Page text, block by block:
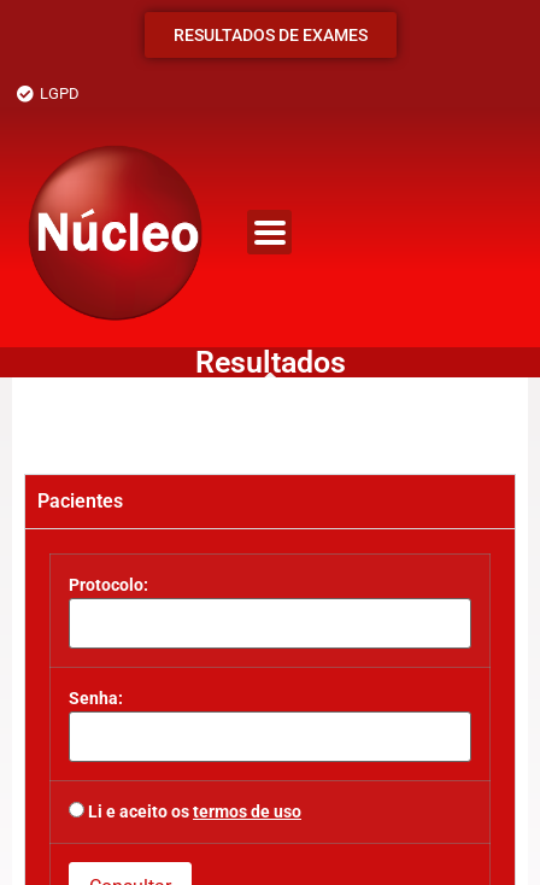
RESULTADOS DE EXAMES
LGPD
Resultados
Pacientes
Protocolo:
Senha:
Li e aceito ostermos de uso